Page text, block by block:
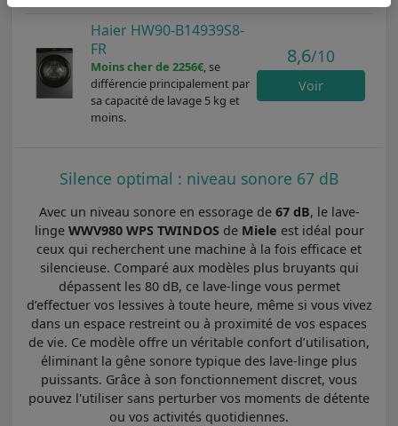
Haier HW90-B14939S8-
FR
Moins cher de 2256€, se
différencie principalement par
sa capacité de lavage 5 kg et
moins.
8,6/10
Voir
Silence optimal : niveau sonore 67 dB
Avec un niveau sonore en essorage de 67 dB, le lave-
linge WWV980 WPS TWINDOSde Miele est idéal pour
ceux qui recherchent une machine à la fois efficace et
silencieuse. Comparé aux modèles plus bruyants qui
dépassent les 80 dB, ce lave-linge vous permet
d’effectuer vos lessives à toute heure, même si vous vivez
dans un espace restreint ou à proximité de vos espaces
de vie. Ce modèle offre un véritable confort d’utilisation,
éliminant la gêne sonore typique des lave-linge plus
puissants. Grâce à son fonctionnement discret, vous
pouvez l'utiliser sans perturber vos moments de détente
ou vos activités quotidiennes.